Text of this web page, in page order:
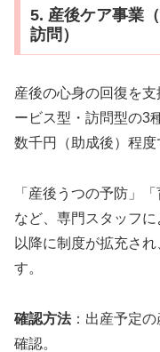
5. 産後ケア事業
訪問）
産後の心身の回復を
ービス型・訪問型の3
数千円（助成後）程度
「産後うつの予防」
など、専門スタッフ
以降に制度が拡充さ
す。
確認方法：出産予定
確認。